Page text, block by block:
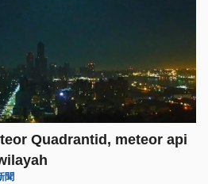
Quadrantid, meteor api
聞